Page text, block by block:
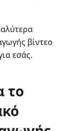
βίντεο
εσάς.
το